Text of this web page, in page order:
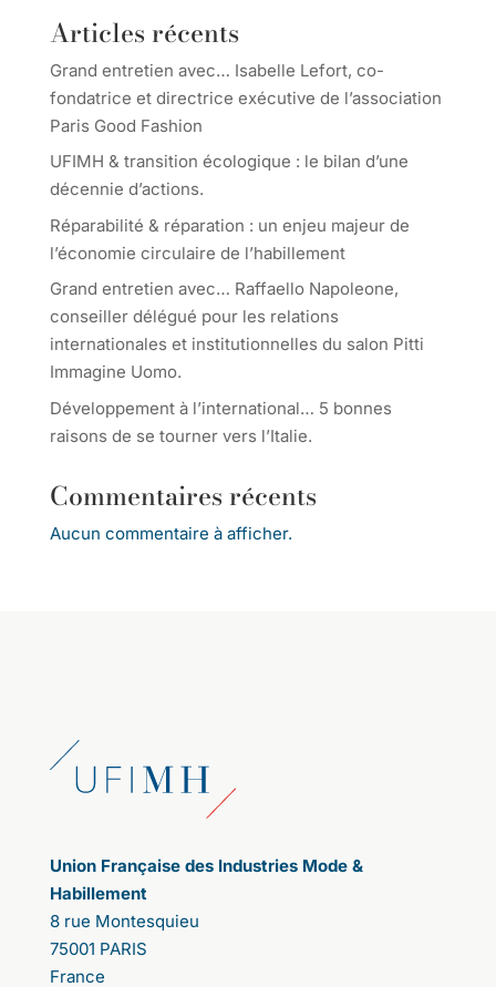
Articles récents
Grand entretien avec… Isabelle Lefort, co-
fondatrice et directrice exécutive de l’association
Paris Good Fashion
UFIMH & transition écologique : le bilan d’une
décennie d’actions.
Réparabilité & réparation : un enjeu majeur de
l’économie circulaire de l’habillement
Grand entretien avec… Raffaello Napoleone,
conseiller délégué pour les relations
internationales et institutionnelles du salon Pitti
Immagine Uomo.
Développement à l’international… 5 bonnes
raisons de se tourner vers l’Italie.
Commentaires récents
Aucun commentaire à afficher.
Union Française des Industries Mode &
Habillement
8 rue Montesquieu
75001 PARIS
France